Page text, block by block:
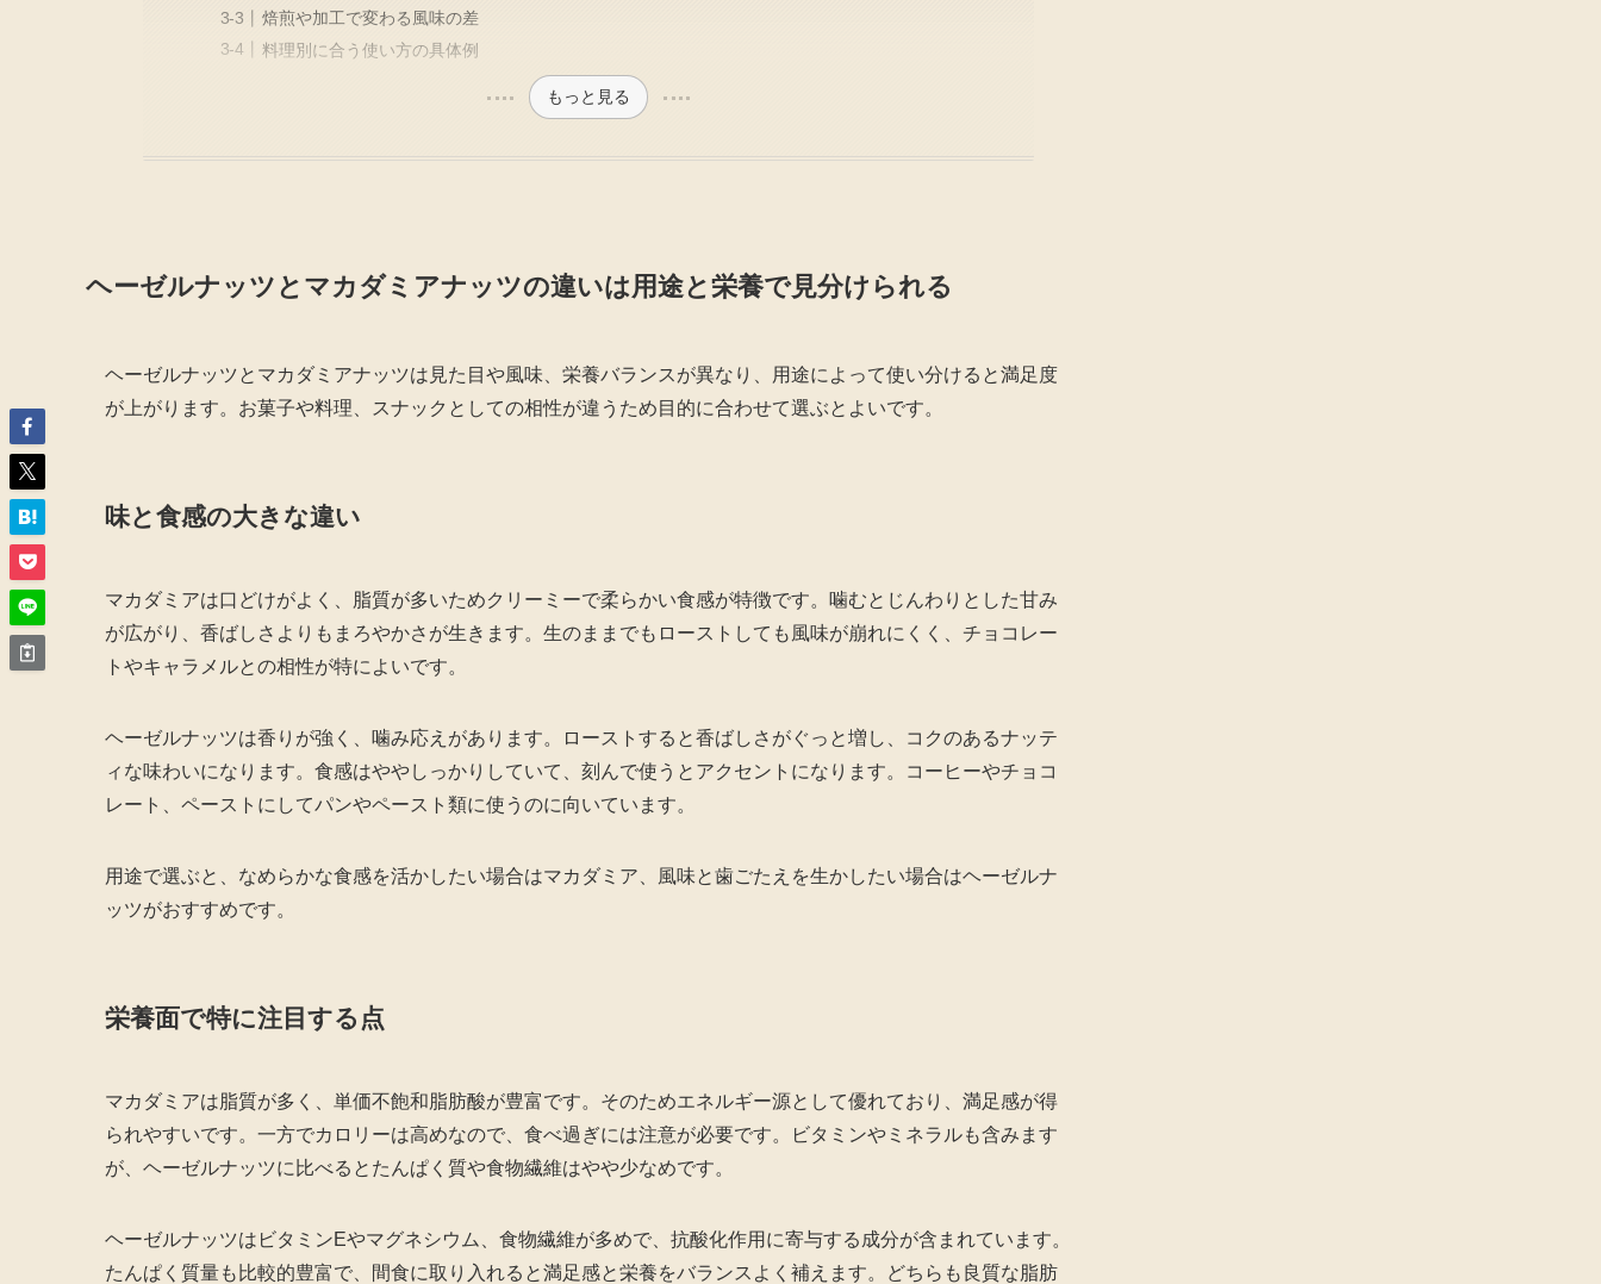
焙煎や加工で変わる風味の差
料理別に合う使い方の具体例
もっと見る
ヘーゼルナッツとマカダミアナッツの違いは用途と栄養で見分けられる
ヘーゼルナッツとマカダミアナッツは見た目や風味、栄養バランスが異なり、用途によって使い分けると満足度
が上がります。お菓子や料理、スナックとしての相性が違うため目的に合わせて選ぶとよいです。
味と食感の大きな違い
マカダミアは口どけがよく、脂質が多いためクリーミーで柔らかい食感が特徴です。噛むとじんわりとした甘み
が広がり、香ばしさよりもまろやかさが生きます。生のままでもローストしても風味が崩れにくく、チョコレー
トやキャラメルとの相性が特によいです。
ヘーゼルナッツは香りが強く、噛み応えがあります。ローストすると香ばしさがぐっと増し、コクのあるナッテ
ィな味わいになります。食感はややしっかりしていて、刻んで使うとアクセントになります。コーヒーやチョコ
レート、ペーストにしてパンやペースト類に使うのに向いています。
用途で選ぶと、なめらかな食感を活かしたい場合はマカダミア、風味と歯ごたえを生かしたい場合はヘーゼルナ
ッツがおすすめです。
栄養面で特に注目する点
マカダミアは脂質が多く、単価不飽和脂肪酸が豊富です。そのためエネルギー源として優れており、満足感が得
られやすいです。一方でカロリーは高めなので、食べ過ぎには注意が必要です。ビタミンやミネラルも含みます
が、ヘーゼルナッツに比べるとたんぱく質や食物繊維はやや少なめです。
ヘーゼルナッツはビタミンEやマグネシウム、食物繊維が多めで、抗酸化作用に寄与する成分が含まれています。
たんぱく質量も比較的豊富で、間食に取り入れると満足感と栄養をバランスよく補えます。どちらも良質な脂肪